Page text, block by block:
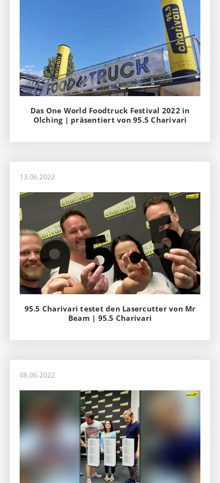
Das One World Foodtruck Festival 2022 in
Olching | präsentiert von 95.5 Charivari
13.06.2022
95.5 Charivari testet den Lasercutter von Mr
Beam | 95.5 Charivari
08.06.2022